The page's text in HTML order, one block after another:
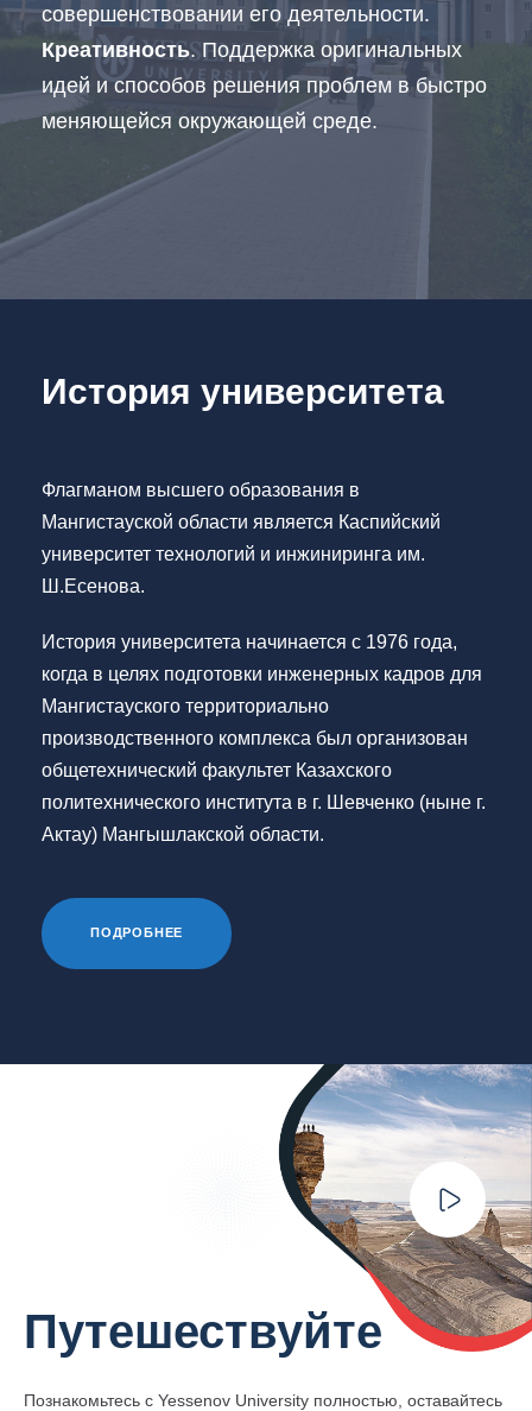
совершенствовании его деятельности.
Креативность. Поддержка оригинальных
идей и способов решения проблем в быстро
меняющейся окружающей среде.
История университета
Флагманом высшего образования в
Мангистауской области является Каспийский
университет технологий и инжиниринга им.
Ш.Есенова.
История университета начинается с 1976 года,
когда в целях подготовки инженерных кадров для
Мангистауского территориально
производственного комплекса был организован
общетехнический факультет Казахского
политехнического института в г. Шевченко (ныне г.
Актау) Мангышлакской области.
ПОДРОБНЕЕ
Путешествуйте
Познакомьтесь с Yessenov University полностью, оставайтесь